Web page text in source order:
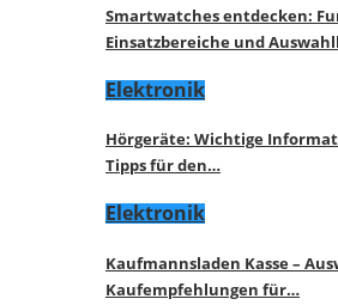
Smartwatches entdecken:
Einsatzbereiche und
Elektronik
Hörgeräte: Wichtige
Tipps für den…
Elektronik
Kaufmannsladen Kasse –
Kaufempfehlungen für…